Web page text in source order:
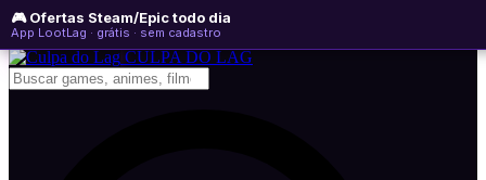
🎮 Ofertas Steam/Epic todo dia
App LootLag · grátis · sem cadastro
sexta-feira, 07 de agosto de 2026
Newsletter
CULPA DO LAG